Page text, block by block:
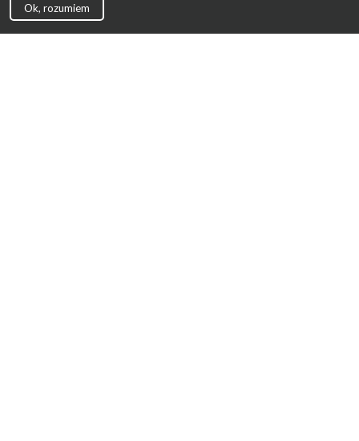
Ok, rozumiem